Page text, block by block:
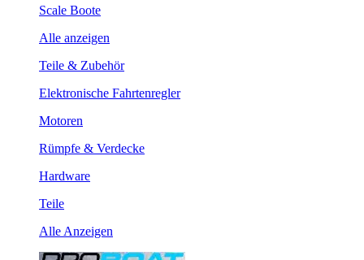
Scale Boote
Alle anzeigen
Teile & Zubehör
Elektronische Fahrtenregler
Motoren
Rümpfe & Verdecke
Hardware
Teile
Alle Anzeigen